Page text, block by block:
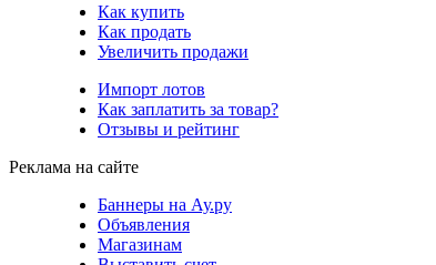
Как купить
Как продать
Увеличить продажи
Импорт лотов
Как заплатить за товар?
Отзывы и рейтинг
Реклама на сайте
Баннеры на Ау.ру
Объявления
Магазинам